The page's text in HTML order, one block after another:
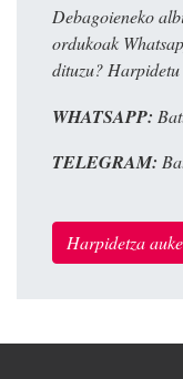
Debagoieneko
ordukoak
dituzu?
WHATSAPP:
TELEGRAM:
Harpidetza